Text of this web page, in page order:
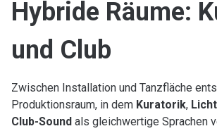
Hybride Räume:
und Club
Zwischen Installation und Tanzfläche
Produktionsraum, in dem Kuratorik,
Club-Soundals gleichwertige Sprachen